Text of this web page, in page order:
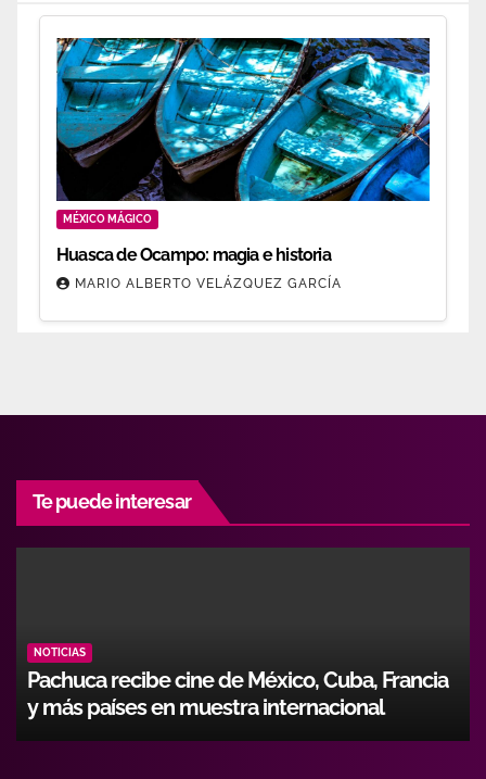
MÉXICO MÁGICO
Huasca de Ocampo: magia e historia
MARIO ALBERTO VELÁZQUEZ GARCÍA
Te puede interesar
NOTICIAS
Pachuca recibe cine de México, Cuba, Francia
y más países en muestra internacional